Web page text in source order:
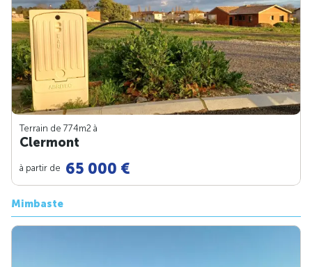
Terrain de 774m2 à
Clermont
à partir de 65 000 €
Mimbaste